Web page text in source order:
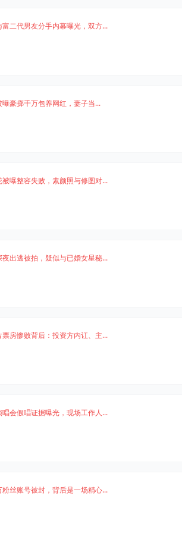
二代男友分手内幕曝光，双方...
曝豪掷千万包养网红，妻子当...
曝整容失败，素颜照与修图对...
出逃被拍，疑似与已婚女星秘...
房惨败背后：投资方内讧、主...
会假唱证据曝光，现场工作人...
粉丝账号被封，背后是一场精心...